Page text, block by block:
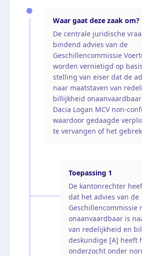
Waar gaat deze zaak om?
De centrale juridische
bindend advies van de
Geschillencommissie
worden vernietigd op
stelling van eiser dat de
naar maatstaven van
billijkheid
Dacia Logan MCV non-
waardoor gedaagde
te vervangen of het
Toepassing 1
De kantonrechter
dat het advies van de
Geschillencommissie
onaanvaardbaar is
van redelijkheid en
deskundige [A] heeft
onderzocht onder